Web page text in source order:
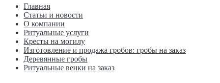
Главная
Статьи и новости
О компании
Ритуальные услуги
Кресты на могилу
Изготовление и продажа гробов: гробы на заказ
Деревянные гробы
Ритуальные венки на заказ